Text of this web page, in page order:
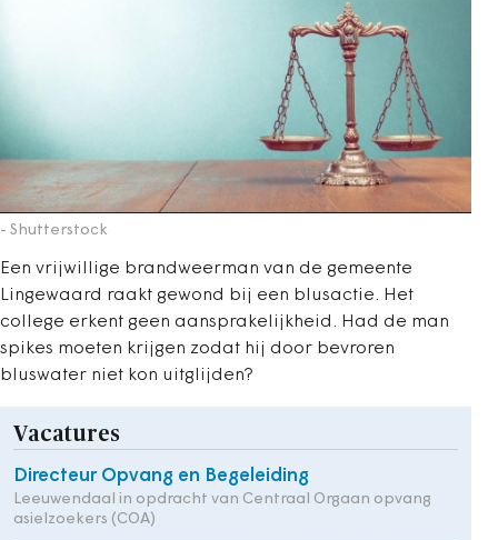
- Shutterstock
Een vrijwillige brandweerman van de gemeente
Lingewaard raakt gewond bij een blusactie. Het
college erkent geen aansprakelijkheid. Had de man
spikes moeten krijgen zodat hij door bevroren
bluswater niet kon uitglijden?
Vacatures
Directeur Opvang en Begeleiding
Leeuwendaal in opdracht van Centraal Orgaan opvang
asielzoekers (COA)